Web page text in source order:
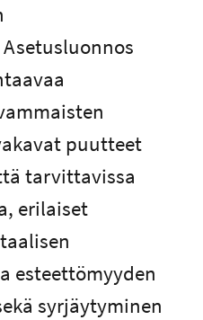
puutteet
tarvittavissa
erilaiset
esteettömyyden
syrjäytyminen